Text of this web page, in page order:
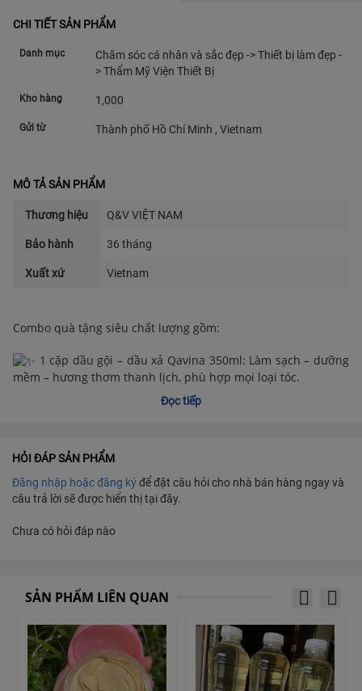
CHI TIẾT SẢN PHẨM
Danh mục
Chăm sóc cá nhân và sắc đẹp -> Thiết bị làm đẹp -
> Thẩm Mỹ Viện Thiết Bị
Kho hàng 1,000
Gửi từ Thành phố Hồ Chí Minh , Vietnam
MÔ TẢ SẢN PHẨM
Thương hiệu Q&V VIỆT NAM
Bảo hành 36 tháng
Xuất xứ Vietnam
Combo quà tặng siêu chất lượng gồm:
1 cặp dầu gội – dầu xả Qavina 350ml: Làm sạch – dưỡng
mềm – hương thơm thanh lịch, phù hợp mọi loại tóc.
1 túp chống nắng cao cấp TTO CLINIC 100ml
TẶNG THẦY CÔ, MẸ và các CHỊ EM, đặc biết và người *VỢ
YÊU THƯƠNG* MÓN QUÀ THIẾT THỰC & SANG TRỌNG
– Hộp quà đóng gói chỉn chu, đẹp mắt
– Giá quá tốt để mua tặng và mua dùng luôn!
SUPER DEAL CHỈ ÁP DỤNG TRONG NGÀY HÔM NAY – SỐ
LƯỢNG RẤT GIỚI HẠN!
Đọc tiếp
HỎI ĐÁP SẢN PHẨM
Đăng nhập hoặc đăng kýđể đặt câu hỏi cho nhà bán hàng ngay và
câu trả lời sẽ được hiển thị tại đây.
Chưa có hỏi đáp nào
SẢN PHẨM LIÊN QUAN